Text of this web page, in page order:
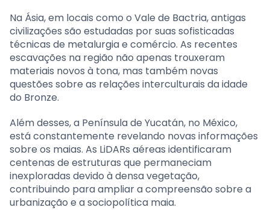
Na Ásia, em locais como o Vale de Bactria, antigas
civilizações são estudadas por suas sofisticadas
técnicas de metalurgia e comércio. As recentes
escavações na região não apenas trouxeram
materiais novos à tona, mas também novas
questões sobre as relações interculturais da idade
do Bronze.
Além desses, a Península de Yucatán, no México,
está constantemente revelando novas informações
sobre os maias. As LiDARs aéreas identificaram
centenas de estruturas que permaneciam
inexploradas devido à densa vegetação,
contribuindo para ampliar a compreensão sobre a
urbanização e a sociopolítica maia.